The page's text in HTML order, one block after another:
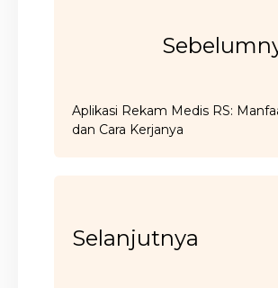
Aplikasi Rekam Medis RS:
dan Cara Kerjanya
Selanjutnya